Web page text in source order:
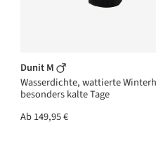
Dunit M
Wasserdichte, wattierte
besonders kalte Tage
Ab149,95 €